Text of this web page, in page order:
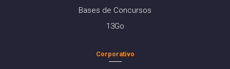
Bases de Concursos
13Go
Corporativo